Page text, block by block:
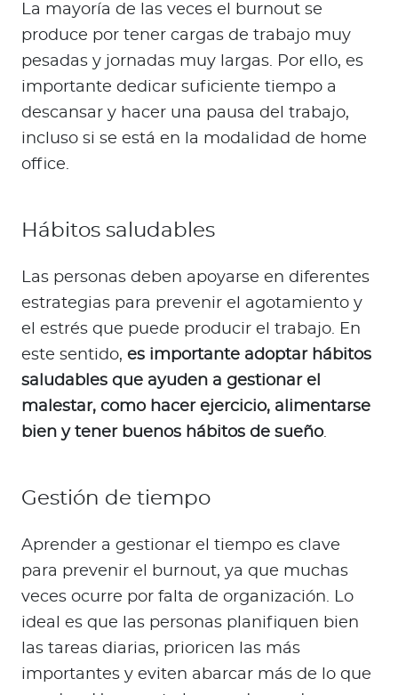
La mayoría de las veces el burnout se
produce por tener cargas de trabajo muy
pesadas y jornadas muy largas. Por ello, es
importante dedicar suficiente tiempo a
descansar y hacer una pausa del trabajo,
incluso si se está en la modalidad de home
office.
Hábitos saludables
Las personas deben apoyarse en diferentes
estrategias para prevenir el agotamiento y
el estrés que puede producir el trabajo. En
este sentido, es importante adoptar hábitos
saludables que ayuden a gestionar el
malestar, como hacer ejercicio, alimentarse
bien y tener buenos hábitos de sueño.
Gestión de tiempo
Aprender a gestionar el tiempo es clave
para prevenir el burnout, ya que muchas
veces ocurre por falta de organización. Lo
ideal es que las personas planifiquen bien
las tareas diarias, prioricen las más
importantes y eviten abarcar más de lo que